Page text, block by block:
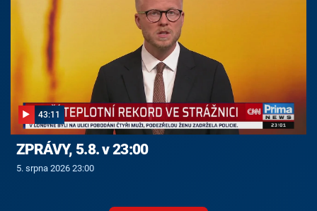
43:11
ZPRÁVY, 5.8. v 23:00
5. srpna 2026 23:00